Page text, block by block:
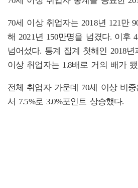
70세 이상 취업자는 2018년 121만
해 2021년 150만명을 넘겼다. 이후
넘어섰다. 통계 집계 첫해인 2018년
이상 취업자는 1.8배로 거의 배가
전체 취업자 가운데 70세 이상 비중
서 7.5%로 3.0%포인트 상승했다.